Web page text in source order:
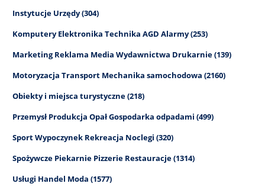
Instytucje Urzędy (304)
Komputery Elektronika Technika AGD Alarmy (253)
Marketing Reklama Media Wydawnictwa Drukarnie (139)
Motoryzacja Transport Mechanika samochodowa (2160)
Obiekty i miejsca turystyczne (218)
Przemysł Produkcja Opał Gospodarka odpadami (499)
Sport Wypoczynek Rekreacja Noclegi (320)
Spożywcze Piekarnie Pizzerie Restauracje (1314)
Usługi Handel Moda (1577)